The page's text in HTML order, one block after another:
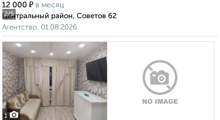
2/5
12 000 ₽ в месяц
Центральный район, Советов 62
Агентство, 01.08.2026
1